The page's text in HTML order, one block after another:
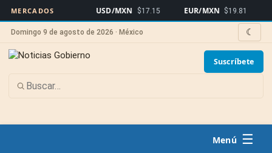
MERCADOS USD/MXN $17.15 EUR/MXN $19.81
Domingo 9 de agosto de 2026 · México ☾
Suscríbete
☰